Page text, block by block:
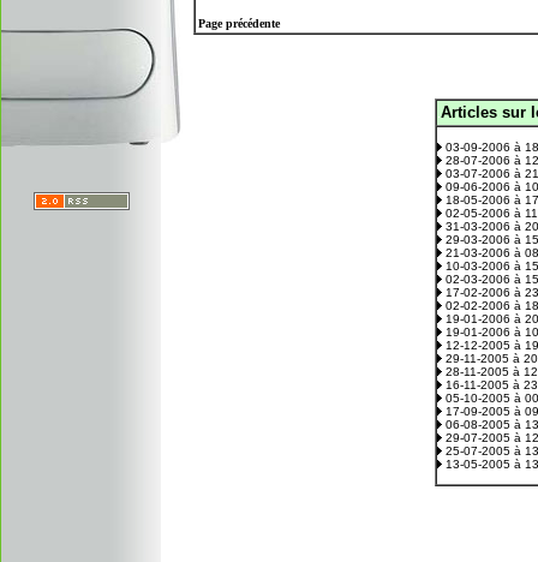
Page précédente
Articles sur
03-09-2006 à
28-07-2006 à
03-07-2006 à
09-06-2006 à
18-05-2006 à
02-05-2006 à
31-03-2006 à
29-03-2006 à
21-03-2006 à
10-03-2006 à
02-03-2006 à
17-02-2006 à
02-02-2006 à
19-01-2006 à
19-01-2006 à
12-12-2005 à
29-11-2005 à
28-11-2005 à
16-11-2005 à
05-10-2005 à
17-09-2005 à
06-08-2005 à
29-07-2005 à
25-07-2005 à
13-05-2005 à